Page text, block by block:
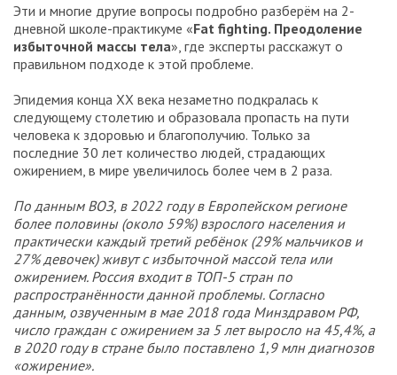
Эти и многие другие вопросы подробно разберём на 2-
дневной школе-практикуме «Fat fighting. Преодоление
избыточной массы тела», где эксперты расскажут о
правильном подходе к этой проблеме.
Эпидемия конца XX века незаметно подкралась к
следующему столетию и образовала пропасть на пути
человека к здоровью и благополучию. Только за
последние 30 лет количество людей, страдающих
ожирением, в мире увеличилось более чем в 2 раза.
По данным ВОЗ, в 2022 году в Европейском регионе
более половины (около 59%) взрослого населения и
практически каждый третий ребёнок (29% мальчиков и
27% девочек) живут с избыточной массой тела или
ожирением. Россия входит в ТОП-5 стран по
распространённости данной проблемы. Согласно
данным, озвученным в мае 2018 года Минздравом РФ,
число граждан с ожирением за 5 лет выросло на 45,4%, а
в 2020 году в стране было поставлено 1,9 млн диагнозов
«ожирение».